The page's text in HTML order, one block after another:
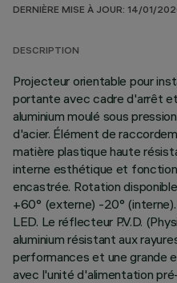
DERNIÈRE MISE À JOUR: 14/01/
DESCRIPTION
Projecteur orientable pour
portante avec cadre d'arrêt
aluminium moulé sous
d'acier. Élément de
matière plastique haute
interne esthétique et
encastrée. Rotation
+60° (externe) -20°
LED. Le réflecteur P.V.D.
aluminium résistant aux
performances et une grande
avec l'unité d'alimentation